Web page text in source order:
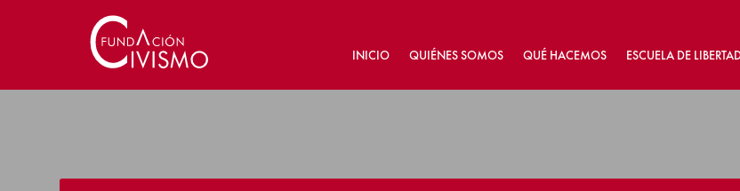
INICIO QUIÉNES SOMOS QUÉ HACEMOS ESCUELA DE